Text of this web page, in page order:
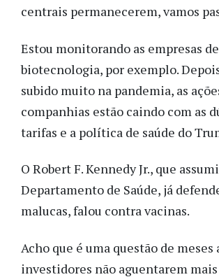
centrais permanecerem, vamos
Estou monitorando as empresas de
biotecnologia, por exemplo.
subido muito na pandemia, as
companhias estão caindo com as
tarifas e a política de saúde do
O Robert F. Kennedy Jr., que
Departamento de Saúde, já
malucas, falou contra vacinas.
Acho que é uma questão de meses
investidores não aguentarem